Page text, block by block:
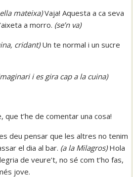
mateixa)Vaja! Aquesta a ca seva
a morro. (se’n va)
cridant)Un te normal i un sucre
i es gira cap a la cuina)
que t’he de comentar una cosa!
deu pensar que les altres no tenim
el dia al bar. (a la Milagros)Hola
de veure’t, no sé com t’ho fas,
jove.